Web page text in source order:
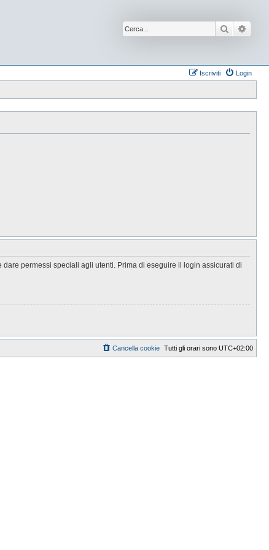
Cerca
Login
Iscriviti
permessi speciali agli utenti. Prima di eseguire il login assicurati di
Tutti gli orari sono UTC+02:00
Cancella cookie